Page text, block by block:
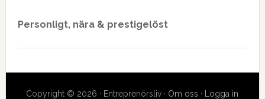
Personligt, nära & prestigelöst
Copyright © 2026 · Entreprenörsliv · Om oss · Logga in